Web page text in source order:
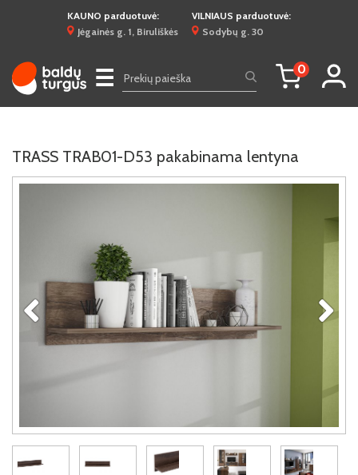
KAUNO parduotuvė:
Jėgainės g. 1, Biruliškės
VILNIAUS parduotuvė:
Sodybų g. 30
☰ 0
TRASS TRAB01-D53 pakabinama lentyna